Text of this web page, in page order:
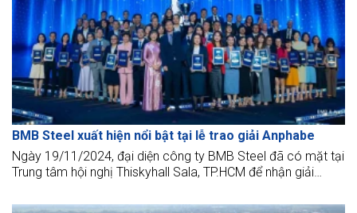
BMB Steel xuất hiện nổi bật tại lễ trao giải Anphabe
Ngày 19/11/2024, đại diện công ty BMB Steel đã có mặt tại
Trung tâm hội nghị Thiskyhall Sala, TP.HCM để nhận giải
Anphabe kết hợp cùng Intage Việt Nam tổ chức.